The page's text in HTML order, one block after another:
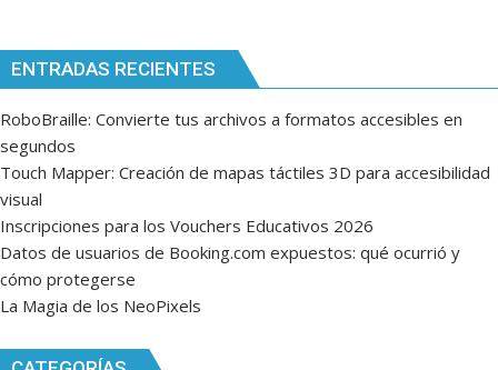
ENTRADAS RECIENTES
RoboBraille: Convierte tus archivos a formatos accesibles en
segundos
Touch Mapper: Creación de mapas táctiles 3D para accesibilidad
visual
Inscripciones para los Vouchers Educativos 2026
Datos de usuarios de Booking.com expuestos: qué ocurrió y
cómo protegerse
La Magia de los NeoPixels